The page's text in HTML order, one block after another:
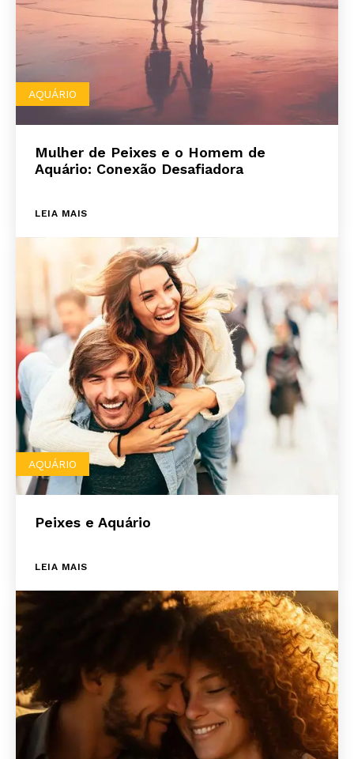
AQUÁRIO
Mulher de Peixes e o Homem de
Aquário: Conexão Desafiadora
LEIA MAIS
AQUÁRIO
Peixes e Aquário
LEIA MAIS